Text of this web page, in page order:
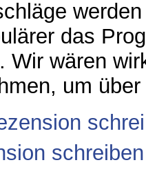
das
Wir wären
um
schreiben